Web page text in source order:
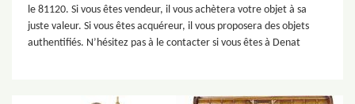
le 81120. Si vous êtes vendeur, il vous achètera votre objet à sa
juste valeur. Si vous êtes acquéreur, il vous proposera des objets
authentifiés. N’hésitez pas à le contacter si vous êtes à Denat